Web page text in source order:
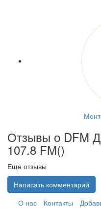
Отзывы о DFM
107.8 FM()
Еще отзывы
Написать комментарий
О нас
Контакты